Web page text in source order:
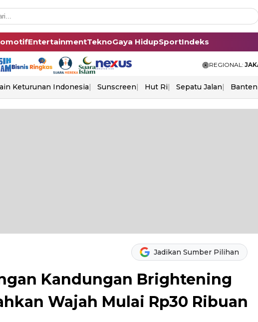
EntertainmentTeknoGaya HidupSportIndeks
REGIONAL:
Keturunan Indonesia Sunscreen Hut Ri Sepatu Jalan Banten
Jadikan Sumber Pilihan
Kandungan Brightening
Wajah Mulai Rp30 Ribuan